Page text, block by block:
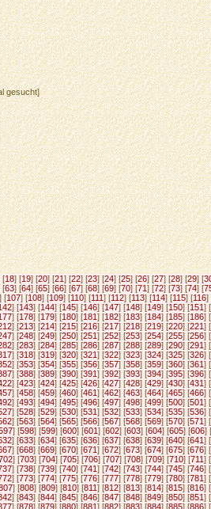
gesucht]
[18] [19] [20] [21] [22] [23] [24] [25] [26] [27] [28] [29] [
[63] [64] [65] [66] [67] [68] [69] [70] [71] [72] [73] [74] [
[107] [108] [109] [110] [111] [112] [113] [114] [115] [116]
] [143] [144] [145] [146] [147] [148] [149] [150] [151] [
] [178] [179] [180] [181] [182] [183] [184] [185] [186] [
] [213] [214] [215] [216] [217] [218] [219] [220] [221] [
] [248] [249] [250] [251] [252] [253] [254] [255] [256] [
] [283] [284] [285] [286] [287] [288] [289] [290] [291] [
] [318] [319] [320] [321] [322] [323] [324] [325] [326] [
] [353] [354] [355] [356] [357] [358] [359] [360] [361] [
] [388] [389] [390] [391] [392] [393] [394] [395] [396] [
] [423] [424] [425] [426] [427] [428] [429] [430] [431] [
] [458] [459] [460] [461] [462] [463] [464] [465] [466] [
] [493] [494] [495] [496] [497] [498] [499] [500] [501] [
] [528] [529] [530] [531] [532] [533] [534] [535] [536] [
] [563] [564] [565] [566] [567] [568] [569] [570] [571] [
] [598] [599] [600] [601] [602] [603] [604] [605] [606] [
] [633] [634] [635] [636] [637] [638] [639] [640] [641] [
] [668] [669] [670] [671] [672] [673] [674] [675] [676] [
] [703] [704] [705] [706] [707] [708] [709] [710] [711] [
] [738] [739] [740] [741] [742] [743] [744] [745] [746] [
] [773] [774] [775] [776] [777] [778] [779] [780] [781] [
] [808] [809] [810] [811] [812] [813] [814] [815] [816] [
] [843] [844] [845] [846] [847] [848] [849] [850] [851] [
] [878] [879] [880] [881 ] [882] [883] [884] [885] [886] [